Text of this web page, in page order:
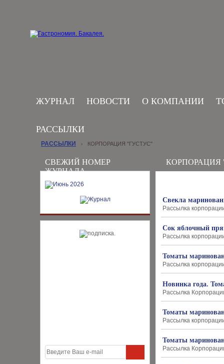
ЖУРНАЛ НОВОСТИ О КОМПАНИИ
РАССЫЛКИ
СВЕЖИЙ НОМЕР
ЖУРНАЛА
РАССЫЛКИ › КОРПОРАЦИЯ "ГУСТУС"
КОРПОРАЦИЯ
Свекла
Рассылка
Сок яблочный
Рассылка
Томаты
Рассылка
Новинка года.
Рассылка
Томаты
Рассылка
Томаты
Рассылка